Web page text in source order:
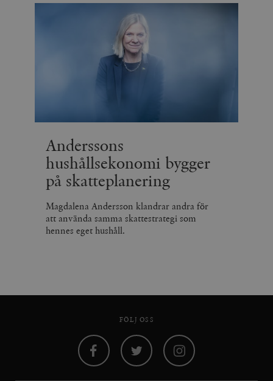
Anderssons
hushållsekonomi bygger
på skatteplanering
Magdalena Andersson klandrar andra för
att använda samma skattestrategi som
hennes eget hushåll.
FÖLJ OSS